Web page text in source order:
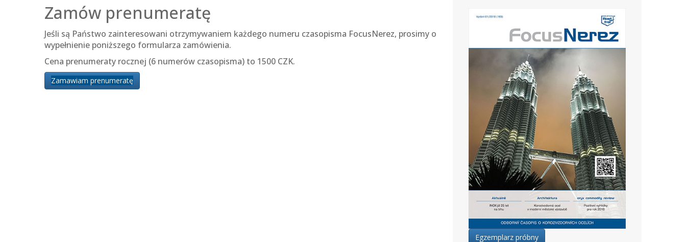
Zamów prenumeratę
Jeśli są Państwo zainteresowani otrzymywaniem każdego numeru czasopisma FocusNerez, prosimy o
wypełnienie poniższego formularza zamówienia.
Cena prenumeraty rocznej (6 numerów czasopisma) to 1500 CZK.
Zamawiam prenumeratę
Egzemplarz próbny